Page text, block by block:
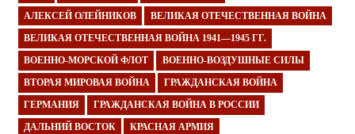
АЛЕКСЕЙ ОЛЕЙНИКОВ ВЕЛИКАЯ ОТЕЧЕСТВЕННАЯ ВОЙНА
ВЕЛИКАЯ ОТЕЧЕСТВЕННАЯ ВОЙНА 1941—1945 ГГ.
ВОЕННО-МОРСКОЙ ФЛОТ ВОЕННО-ВОЗДУШНЫЕ СИЛЫ
ВТОРАЯ МИРОВАЯ ВОЙНА ГРАЖДАНСКАЯ ВОЙНА
ГЕРМАНИЯ ГРАЖДАНСКАЯ ВОЙНА В РОССИИ
ДАЛЬНИЙ ВОСТОК КРАСНАЯ АРМИЯ